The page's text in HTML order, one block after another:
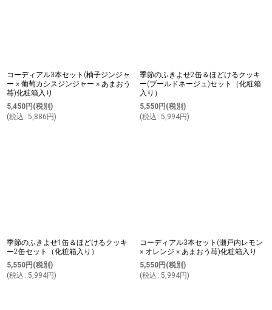
コーディアル3本セット(柚子ジンジャ
ー × 葡萄カシスジンジャー × あまおう
苺)化粧箱入り
5,450円 (税別)
(税込 : 5,886 円)
季節のふきよせ2缶＆ほどけるクッキ
ー(ブールドネージュ)セット（化粧箱
入り）
5,550円 (税別)
(税込 : 5,994円)
季節のふきよせ1缶＆ほどけるクッキ
ー2缶セット（化粧箱入り）
5,550円 (税別)
(税込 : 5,994円)
コーディアル3本セット(瀬戸内レモン
× オレンジ × あまおう苺)化粧箱入り
5,550円 (税別)
(税込 : 5,994円)